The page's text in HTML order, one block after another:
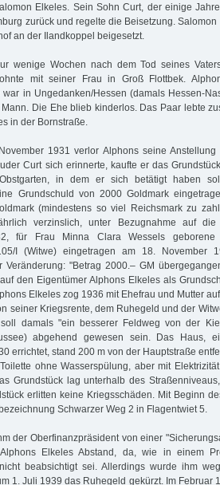
Elkeles. Sein Sohn Curt, der einige
zurück und regelte die Beisetzung.
an der Ilandkoppel beigesetzt.
wenige Wochen nach dem Tod seines
mit seiner Frau in Groß Flottbek.
war in Ungedanken/Hessen (damals Hessen-
Die Ehe blieb kinderlos. Das Paar lebte
in der Bornstraße.
1931 verlor Alphons seine
Curt sich erinnerte, kaufte er das
in dem er sich betätigt haben
Grundschuld von 2000 Goldmark
(mindestens so viel Reichsmark zu
verzinslich, unter Bezugnahme auf
für Frau Minna Clara Wessels
I (Witwe) eingetragen am 18. No­vember
Veränderung: "Betrag 2000.– GM
den Eigentümer Alphons Elkeles als
Elkeles zog 1936 mit Ehefrau und Mutter
seiner Kriegsrente, dem Ruhegeld und der
damals "ein besserer Feldweg von der
abgehend gewesen sein. Das Haus,
errichtet, stand 200 m von der Hauptstraße
ohne Wasserspülung, aber mit
Grundstück lag unterhalb des
erlitten keine Kriegsschäden. Mit Beginn
Schwarzer Weg 2 in Flagentwiet 5.
der Oberfinanzpräsident von einer
Elkeles Abstand, da, wie in einem
beabsichtigt sei. Allerdings wurde ihm
1. Juli 1939 das Ruhegeld gekürzt. Im Februar